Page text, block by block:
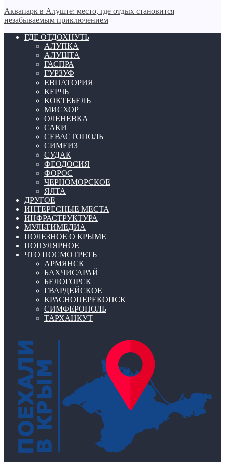
Аквапарк в Алуште: место, где отдых становится
незабываемым приключением
ГДЕ ОТДОХНУТЬ
АЛУПКА
АЛУШТА
ГАСПРА
ГУРЗУФ
ЕВПАТОРИЯ
КЕРЧЬ
КОКТЕБЕЛЬ
МИСХОР
ОЛЕНЕВКА
САКИ
СЕВАСТОПОЛЬ
СИМЕИЗ
СУДАК
ФЕОДОСИЯ
ФОРОС
ЧЕРНОМОРСКОЕ
ЯЛТА
ДРУГОЕ
ИНТЕРЕСНЫЕ МЕСТА
ИНФРАСТРУКТУРА
МУЛЬТИМЕДИА
ПОЛЕЗНОЕ О КРЫМЕ
ПОПУЛЯРНОЕ
ЧТО ПОСМОТРЕТЬ
АРМЯНСК
БАХЧИСАРАЙ
БЕЛОГОРСК
ГВАРДЕЙСКОЕ
КРАСНОПЕРЕКОПСК
СИМФЕРОПОЛЬ
ТАРХАНКУТ